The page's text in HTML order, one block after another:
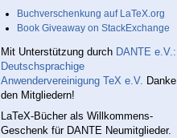
Buchverschenkung auf LaTeX.org
Book Giveaway on StackExchange
Mit Unterstützung durch DANTE e.V.:
Deutschsprachige
Anwendervereinigung TeX e.V. Danke
den Mitgliedern!
LaTeX-Bücher als Willkommens-
Geschenk für DANTE Neumitglieder.